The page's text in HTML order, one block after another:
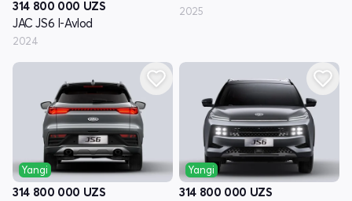
314 800 000 UZS
JAC JS6 I-Avlod
2024
2025
Yangi
314 800 000 UZS
Yangi
314 800 000 UZS